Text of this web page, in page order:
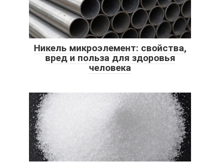
Никель микроэлемент: свойства,
вред и польза для здоровья
человека